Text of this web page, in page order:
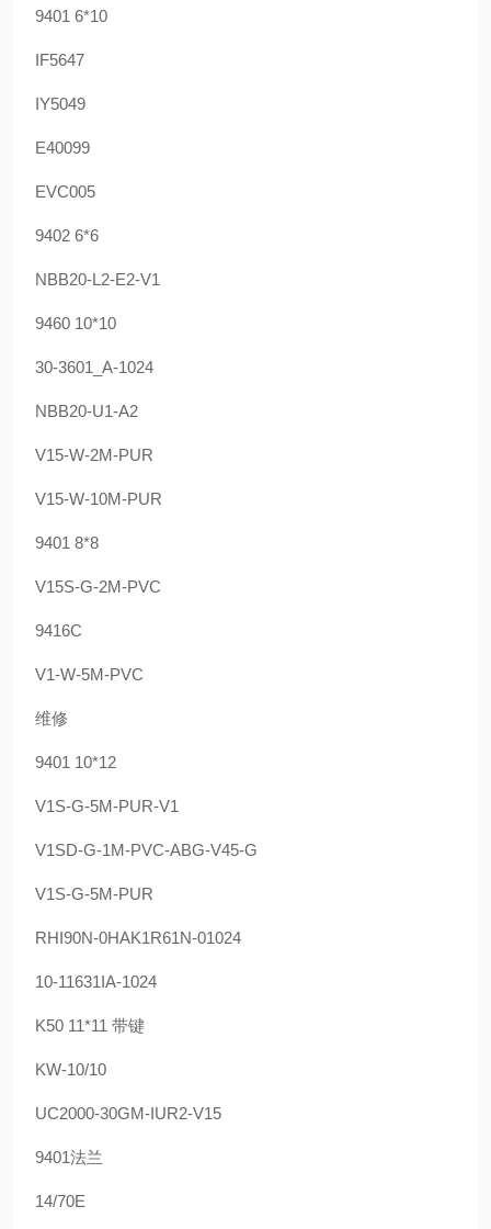
9401 6*10
IF5647
IY5049
E40099
EVC005
9402 6*6
NBB20-L2-E2-V1
9460 10*10
30-3601_A-1024
NBB20-U1-A2
V15-W-2M-PUR
V15-W-10M-PUR
9401 8*8
V15S-G-2M-PVC
9416C
V1-W-5M-PVC
维修
9401 10*12
V1S-G-5M-PUR-V1
V1SD-G-1M-PVC-ABG-V45-G
V1S-G-5M-PUR
RHI90N-0HAK1R61N-01024
10-11631IA-1024
K50 11*11 带键
KW-10/10
UC2000-30GM-IUR2-V15
9401法兰
14/70E